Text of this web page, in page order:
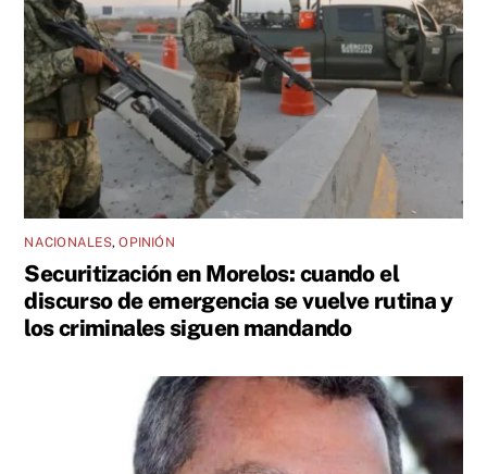
NACIONALES,OPINIÓN
Securitización en Morelos: cuando el
discurso de emergencia se vuelve rutina y
los criminales siguen mandando